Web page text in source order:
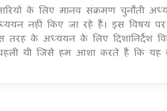
के लिए मानव संक्रमण चुनौती
नहीं किए जा रहे हैं। इस विषय
तरह के अध्ययन के लिए दिशानिर्देश
थी जिसे हम आशा करते हैं कि यह